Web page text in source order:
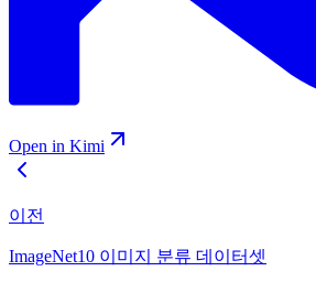
Open in Kimi
이전
ImageNet10 이미지 분류 데이터셋